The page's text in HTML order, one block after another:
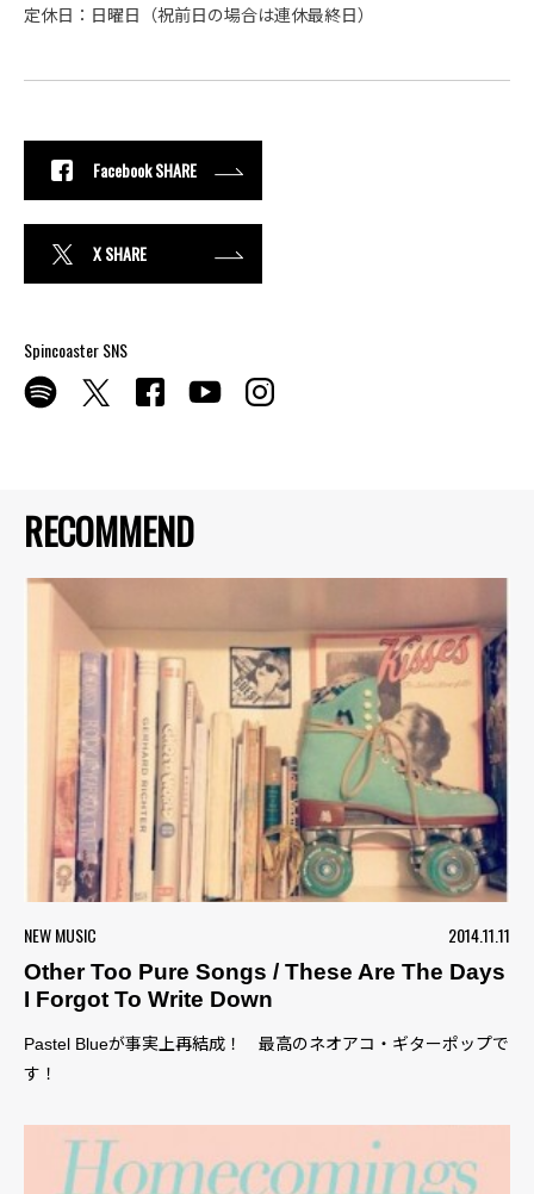
RECOMMEND
NEW MUSIC
2014.11.11
Other Too Pure Songs / These Are The Days
I Forgot To Write Down
Pastel Blueが事実上再結成！ 最高のネオアコ・ギターポップで
す！
定休日：日曜日（祝前日の場合は連休最終日）
Facebook SHARE
X SHARE
Spincoaster SNS